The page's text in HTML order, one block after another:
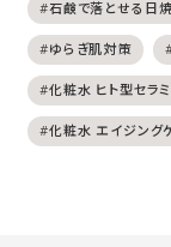
#石鹸で落とせる日
#ゆらぎ肌対策
#化粧水 ヒト型セラミ
#化粧水 エイジング